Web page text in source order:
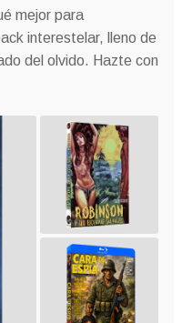
mejor para
interestelar, lleno de
del olvido. Hazte con